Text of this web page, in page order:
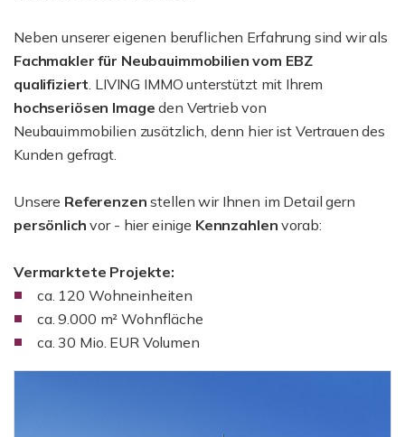
Neben unserer eigenen beruflichen Erfahrung sind wir als
Fachmakler für Neubauimmobilien vom EBZ
qualifiziert. LIVING IMMO unterstützt mit Ihrem
hochseriösen Image den Vertrieb von
Neubauimmobilien zusätzlich, denn hier ist Vertrauen des
Kunden gefragt.
Unsere Referenzenstellen wir Ihnen im Detail gern
persönlichvor - hier einige Kennzahlenvorab:
Vermarktete Projekte:
ca. 120 Wohneinheiten
ca. 9.000 m² Wohnfläche
ca. 30 Mio. EUR Volumen